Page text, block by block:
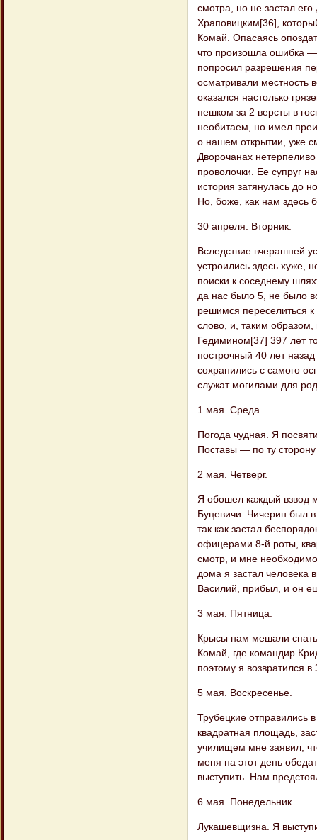
смотра, но не застал
Храповицким[36],
Комай. Опасаясь
что произошла ошибка —
попросил разрешения
осматривали местность
оказался настолько
пешком за 2 версты в
необитаем, но имел
о нашем открытии, уже
Дворочанах
проволочки. Ее супруг
история затянулась до
Но, боже, как нам здесь
30 апреля. Вторник.
Вследствие вчерашней
устроились здесь хуже,
поиски к соседнему
да нас было 5, не было
решимся переселиться
слово, и, таким
Гедимином[37] 397 лет
построчный 40 лет
сохранились с самого
служат могилами для
1 мая. Среда.
Погода чудная. Я
Поставы — по ту
2 мая. Четверг.
Я обошел каждый взвод
Буцевичи. Чичерин был
так как застал
офицерами 8-й роты,
смотр, и мне
дома я застал человека
Василий, прибыл, и он
3 мая. Пятница.
Крысы нам мешали спать
Комай, где командир
поэтому я возвратился
5 мая. Воскресенье.
Трубецкие отправились
квадратная площадь,
училищем мне заявил,
меня на этот день
выступить. Нам
6 мая. Понедельник.
Лукашевщизна. Я